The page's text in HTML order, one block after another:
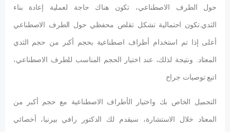
حول الطرف الاصطناعي، تكون هناك حاجة لعملية إعادة بناء
الثدي.تكون احتمالية تشكل تقلص محفظي حول الطرف الاصطناعي
أعلى إذا تم استخدام أطراف اصطناعية بحجم أكبر من حجم الثدي
المعتاد. ونتيجة لذلك، عند اختيار الحجم المناسب للطرف الاصطناعي،
اتبع توصيات جراح
التجميل الخاص بك واختيار الأطراف الاصطناعية مع حجم أكبر من
المعتاد خلال الاستشارة، سيقدم لك الدكتور رافي بيرنيا، أخصائي